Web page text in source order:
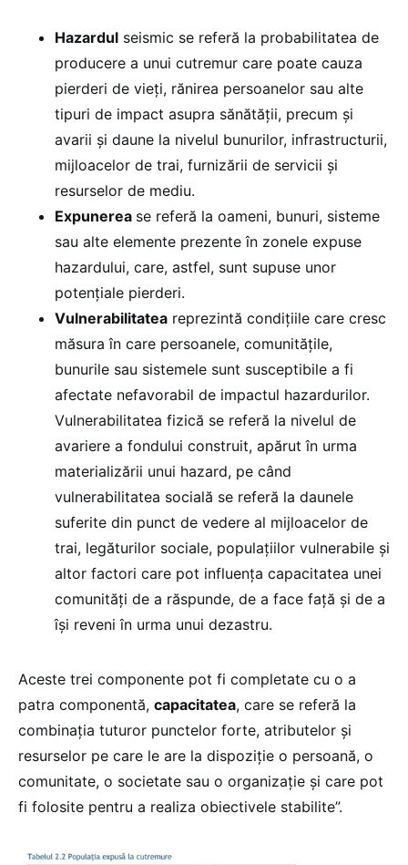
Hazardul seismic se referă la probabilitatea de
producere a unui cutremur care poate cauza
pierderi de vieți, rănirea persoanelor sau alte
tipuri de impact asupra sănătății, precum și
avarii și daune la nivelul bunurilor, infrastructurii,
mijloacelor de trai, furnizării de servicii și
resurselor de mediu.
Expunerea se referă la oameni, bunuri, sisteme
sau alte elemente prezente în zonele expuse
hazardului, care, astfel, sunt supuse unor
potențiale pierderi.
Vulnerabilitatea reprezintă condițiile care cresc
măsura în care persoanele, comunitățile,
bunurile sau sistemele sunt susceptibile a fi
afectate nefavorabil de impactul hazardurilor.
Vulnerabilitatea fizică se referă la nivelul de
avariere a fondului construit, apărut în urma
materializării unui hazard, pe când
vulnerabilitatea socială se referă la daunele
suferite din punct de vedere al mijloacelor de
trai, legăturilor sociale, populațiilor vulnerabile și
altor factori care pot influența capacitatea unei
comunități de a răspunde, de a face față și de a
își reveni în urma unui dezastru.
Aceste trei componente pot fi completate cu o a
patra componentă, capacitatea, care se referă la
combinația tuturor punctelor forte, atributelor și
resurselor pe care le are la dispoziție o persoană, o
comunitate, o societate sau o organizație și care pot
fi folosite pentru a realiza obiectivele stabilite”.